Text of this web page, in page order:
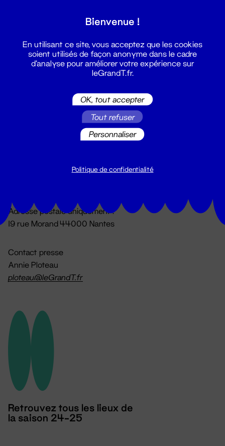
Du lundi au vendredi 14h → 18h
Adresse postale uniquement :
19 rue Morand 44000 Nantes
Contact presse
Annie Ploteau
ploteau@leGrandT.fr
Retrouvez tous les lieux de
la saison 24-25
Bienvenue !
En utilisant ce site, vous acceptez que les cookies
soient utilisés de façon anonyme dans le cadre
d'analyse pour améliorer votre expérience sur
leGrandT.fr.
OK, tout accepter
Tout refuser
Personnaliser
Politique de confidentialité